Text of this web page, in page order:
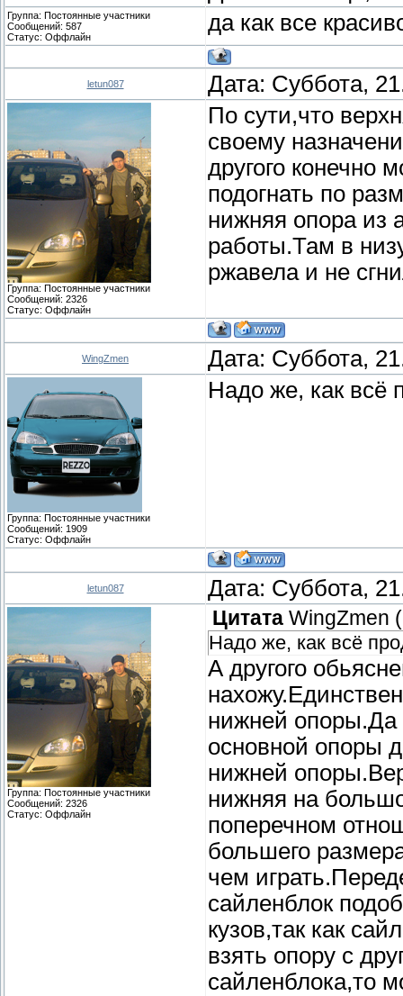
Группа: Постоянные участники
Сообщений: 587
Статус: Оффлайн
да как все
letun087 Дата: Суббота,
Группа: Постоянные участники
Сообщений: 2326
Статус: Оффлайн
По сути,что
своему
другого конечно
подогнать по
нижняя опора из
работы.Там в
ржавела и не
WingZmen Дата: Суббота,
Группа: Постоянные участники
Сообщений: 1909
Статус: Оффлайн
Надо же, как всё
letun087 Дата: Суббота,
Группа: Постоянные участники
Сообщений: 2326
Статус: Оффлайн
Цитата WingZmen (
Надо же, как всё
А другого
нижней опоры.Да
основной опоры
нижней
нижняя на
поперечном
большего
чем
сайленблок
кузов,так как
взять опору с
сайленблока,то